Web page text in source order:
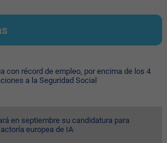
con récord de empleo, por encima de los 4
a la Seguridad Social
en septiembre su candidatura para
europea de IA